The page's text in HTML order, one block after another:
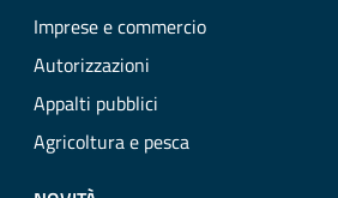
Imprese e commercio
Autorizzazioni
Appalti pubblici
Agricoltura e pesca